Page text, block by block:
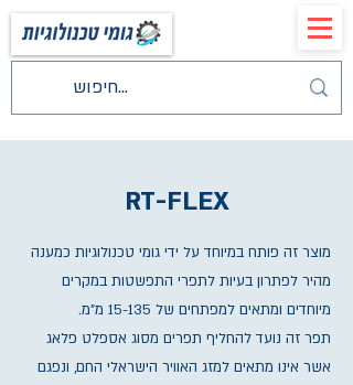
RT-FLEX
מוצר זה פותח במיוחד על ידי גומי טכנולוגיות כמענה
מהיר לפתרון בעיות לתפרי התפשטות במקרים
מיוחדים ומתאים למפתחים של 15-135 מ"מ.
תפר זה נועד להחליף תפרים מסוג אספלט פלאג
אשר אינו מתאים למזג האוויר הישראלי החם, ונפגם